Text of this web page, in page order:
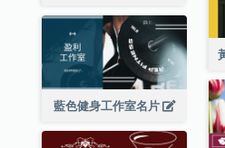
藍色健身工作室名片